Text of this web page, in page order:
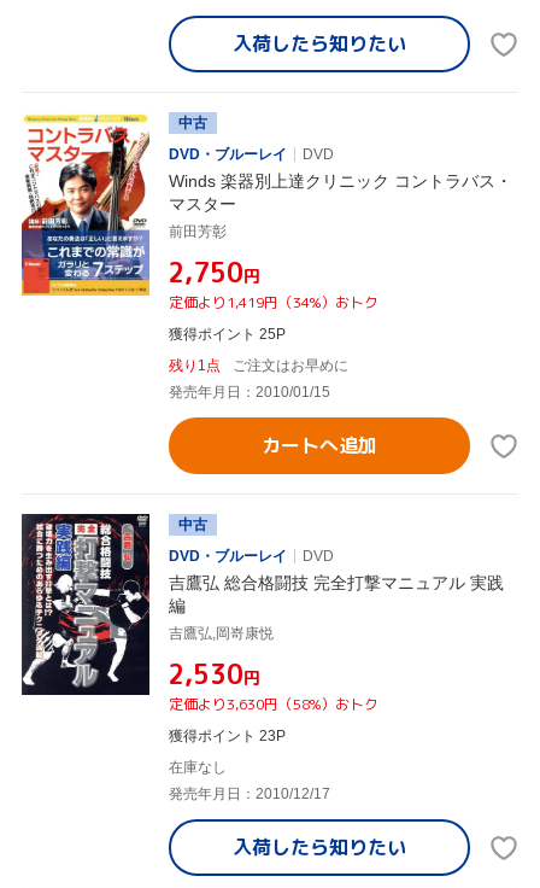
入荷したら知りたい
中古
DVD・ブルーレイ
DVD
Winds 楽器別上達クリニック コントラバス・
マスター
前田芳彰
¥2,750円
定価より1,419円（34%）おトク
獲得ポイント 25P
残り1点
ご注文はお早めに
発売年月日：2010/01/15
カートへ追加
中古
DVD・ブルーレイ
DVD
吉鷹弘 総合格闘技 完全打撃マニュアル 実践
編
吉鷹弘,岡嵜康悦
¥2,530円
定価より3,630円（58%）おトク
獲得ポイント 23P
在庫なし
発売年月日：2010/12/17
入荷したら知りたい